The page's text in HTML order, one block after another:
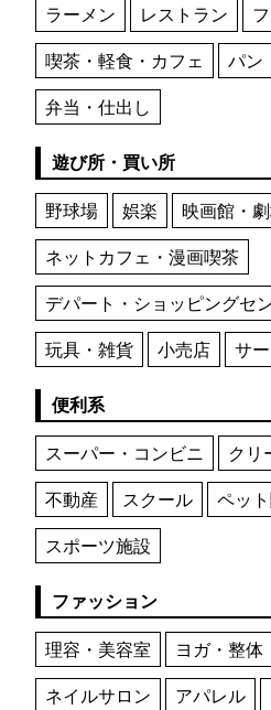
ラーメン
レストラン
喫茶・軽食・カフェ
パン
弁当・仕出し
遊び所・買い所
野球場
娯楽 映画館・
ネットカフェ・漫画喫茶
デパート・ショッピングセ
玩具・雑貨
小売店 サ
便利系
スーパー・コンビニ
クリ
不動産
スクール ペッ
スポーツ施設
ファッション
理容・美容室
ヨガ・整体
ネイルサロン
アパレル